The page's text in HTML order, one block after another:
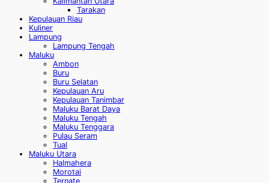
Tarakan
Kepulauan Riau
Kuliner
Lampung
Lampung Tengah
Maluku
Ambon
Buru
Buru Selatan
Kepulauan Aru
Kepulauan Tanimbar
Maluku Barat Daya
Maluku Tengah
Maluku Tenggara
Pulau Seram
Tual
Maluku Utara
Halmahera
Morotai
Ternate